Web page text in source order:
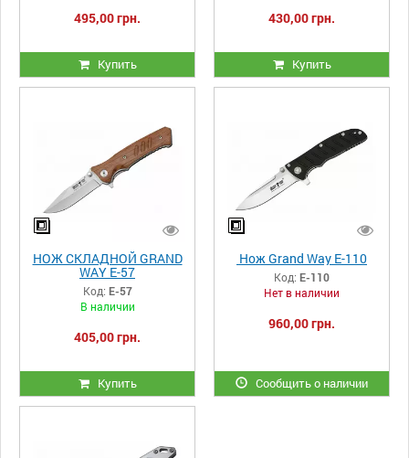
495,00 грн.
Купить
430,00 грн.
Купить
НОЖ СКЛАДНОЙ GRAND
WAY E-57
Код: E-57
В наличии
405,00 грн.
Купить
Нож Grand Way E-110
Код: E-110
Нет в наличии
960,00 грн.
Сообщить о наличии